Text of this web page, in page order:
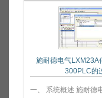
施耐德电气LXM23A
300PLC的
一、 系统概述 施耐德